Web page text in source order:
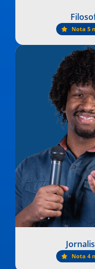
Nota 5
Nota 4